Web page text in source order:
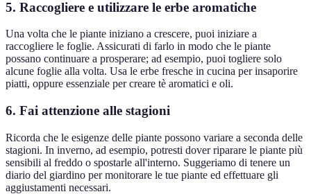
5. Raccogliere e utilizzare le erbe aromatiche
Una volta che le piante iniziano a crescere, puoi iniziare a
raccogliere le foglie. Assicurati di farlo in modo che le piante
possano continuare a prosperare; ad esempio, puoi togliere solo
alcune foglie alla volta. Usa le erbe fresche in cucina per insaporire
piatti, oppure essenziale per creare tè aromatici e oli.
6. Fai attenzione alle stagioni
Ricorda che le esigenze delle piante possono variare a seconda delle
stagioni. In inverno, ad esempio, potresti dover riparare le piante più
sensibili al freddo o spostarle all'interno. Suggeriamo di tenere un
diario del giardino per monitorare le tue piante ed effettuare gli
aggiustamenti necessari.